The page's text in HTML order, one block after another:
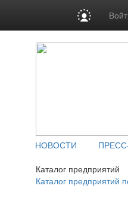
НОВОСТИ
Каталог предприятий
Каталог предприятий